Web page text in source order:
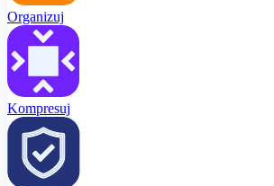
Organizuj
Kompresuj